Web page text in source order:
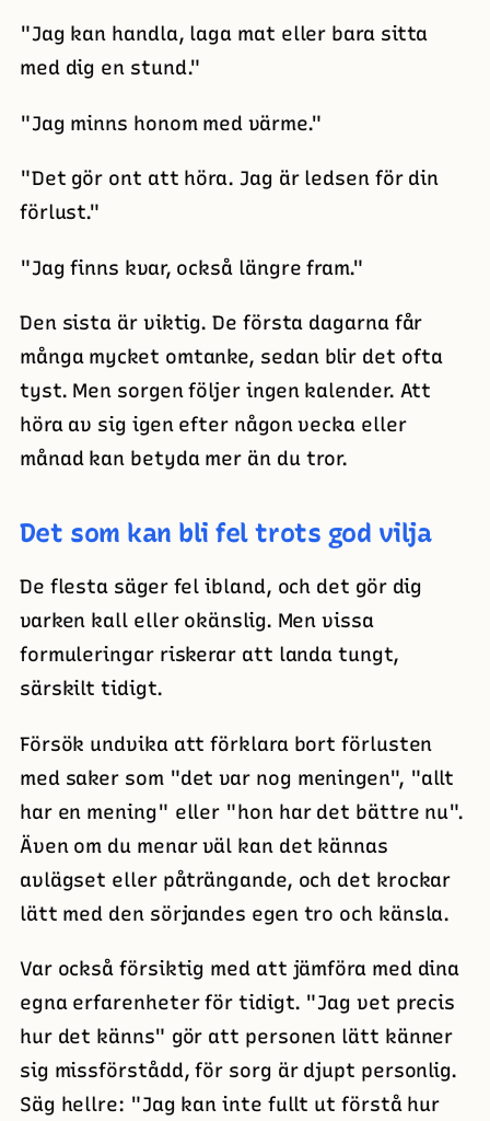
"Jag kan handla, laga mat eller bara sitta
med dig en stund."
"Jag minns honom med värme."
"Det gör ont att höra. Jag är ledsen för din
förlust."
"Jag finns kvar, också längre fram."
Den sista är viktig. De första dagarna får
många mycket omtanke, sedan blir det ofta
tyst. Men sorgen följer ingen kalender. Att
höra av sig igen efter någon vecka eller
månad kan betyda mer än du tror.
Det som kan bli fel trots god vilja
De flesta säger fel ibland, och det gör dig
varken kall eller okänslig. Men vissa
formuleringar riskerar att landa tungt,
särskilt tidigt.
Försök undvika att förklara bort förlusten
med saker som "det var nog meningen", "allt
har en mening" eller "hon har det bättre nu".
Även om du menar väl kan det kännas
avlägset eller påträngande, och det krockar
lätt med den sörjandes egen tro och känsla.
Var också försiktig med att jämföra med dina
egna erfarenheter för tidigt. "Jag vet precis
hur det känns" gör att personen lätt känner
sig missförstådd, för sorg är djupt personlig.
Säg hellre: "Jag kan inte fullt ut förstå hur